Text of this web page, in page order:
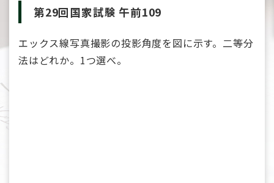
第29回国家試験 午前109
エックス線写真撮影の投影角度を図に示す。二等分
法はどれか。1つ選べ。